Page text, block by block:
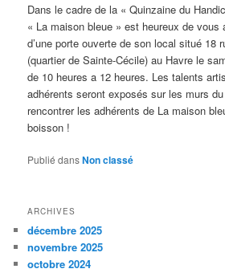
Dans le cadre de la « Quinzaine du
« La maison bleue » est heureux de vous
d’une porte ouverte de son local situé 18
(quartier de Sainte-Cécile) au Havre le
de 10 heures a 12 heures. Les talents
adhérents seront exposés sur les murs
rencontrer les adhérents de La maison
boisson !
Publié dansNon classé
ARCHIVES
décembre 2025
novembre 2025
octobre 2024